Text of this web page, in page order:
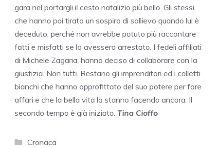
gara nel portargli il cesto natalizio più bello. Gli stessi,
che hanno poi tirato un sospiro di sollievo quando lui è
deceduto, perché non avrebbe potuto più raccontare
fatti e misfatti se lo avessero arrestato. I fedeli affiliati
di Michele Zagaria, hanno deciso di collaborare con la
giustizia. Non tutti. Restano gli imprenditori ed i colletti
bianchi che hanno approfittato del suo potere per fare
affari e che la bella vita la stanno facendo ancora. Il
secondo tempo è già iniziato. Tina Cioffo
Categorie
Cronaca